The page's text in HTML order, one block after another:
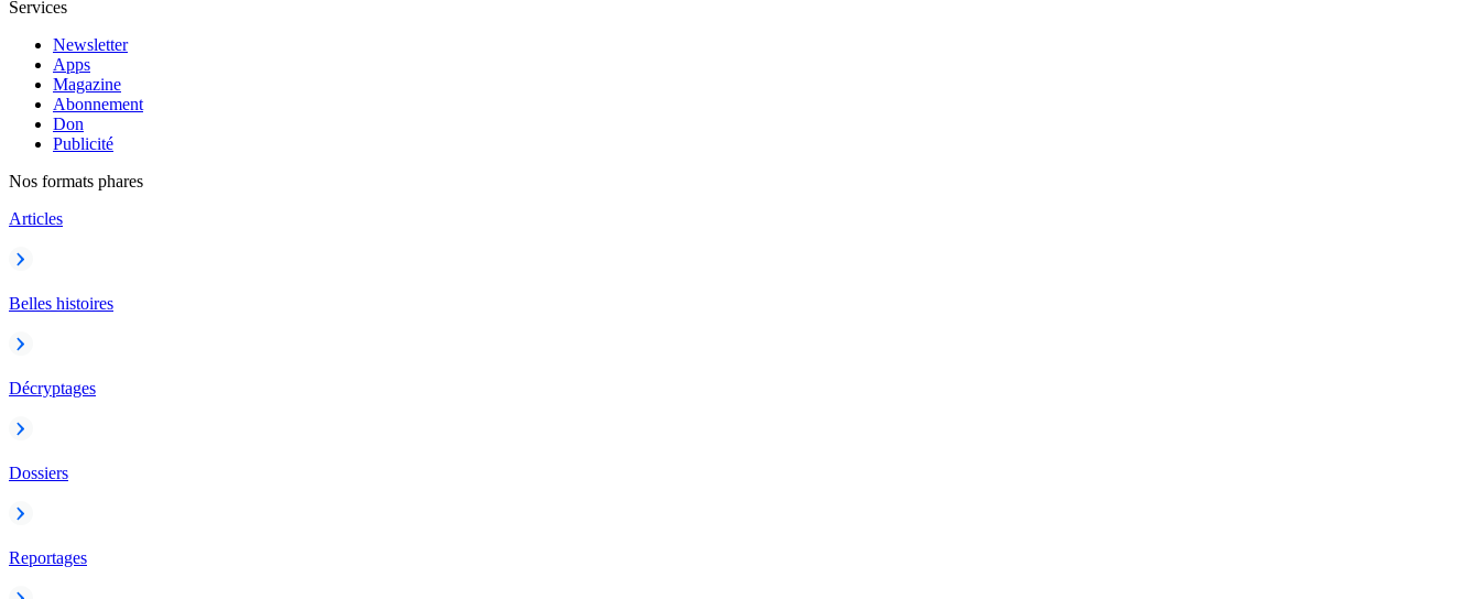
Services
Newsletter
Apps
Magazine
Abonnement
Don
Publicité
Nos formats phares
Articles
Belles histoires
Décryptages
Dossiers
Reportages